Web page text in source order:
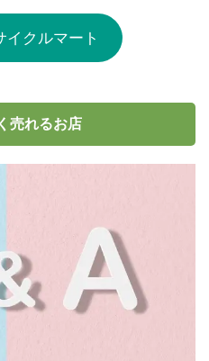
イクルマート
売れるお店